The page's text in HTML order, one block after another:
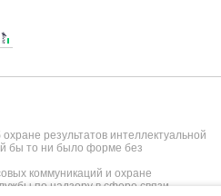
результатов интеллектуальной
бы то ни было форме без
коммуникаций и охране
по надзору в сфере связи,